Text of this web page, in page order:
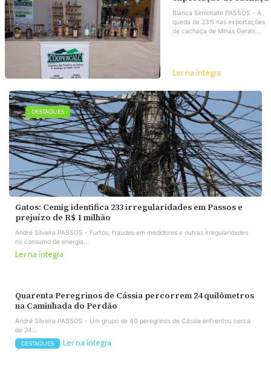
Bianca Simionato PASSOS - A
queda de 23% nas exportações
de cachaça de Minas Gerais...
Ler na íntegra
DESTAQUES
Gatos: Cemig identifica 233 irregularidades em Passos e
prejuízo de R$ 1 milhão
André Silveira PASSOS - Furtos, fraudes em medidores e outras irregularidades
no consumo de energia...
Ler na íntegra
Quarenta Peregrinos de Cássia percorrem 24 quilômetros
na Caminhada do Perdão
André Silveira PASSOS - Um grupo de 40 peregrinos de Cássia enfrentou cerca
de 24...
DESTAQUES Ler na íntegra